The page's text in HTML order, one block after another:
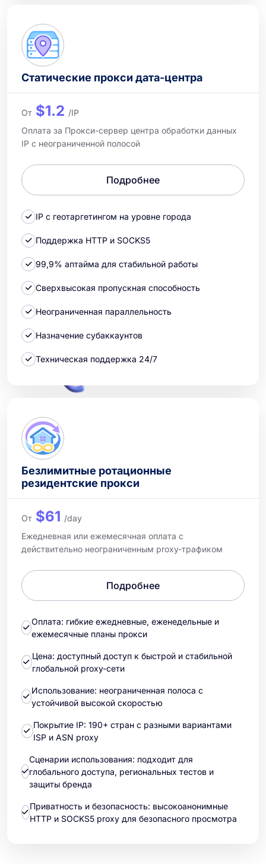
Статические прокси дата-центра
От $1.2 /IP
Оплата за Прокси-сервер центра обработки данных
IP с неограниченной полосой
Подробнее
IP с геотаргетингом на уровне города
Поддержка HTTP и SOCKS5
99,9% аптайма для стабильной работы
Сверхвысокая пропускная способность
Неограниченная параллельность
Назначение субаккаунтов
Техническая поддержка 24/7
Безлимитные ротационные
резидентские прокси
От $61 /day
Ежедневная или ежемесячная оплата с
действительно неограниченным proxy-трафиком
Подробнее
Оплата: гибкие ежедневные, еженедельные и
ежемесячные планы прокси
Цена: доступный доступ к быстрой и стабильной
глобальной proxy-сети
Использование: неограниченная полоса с
устойчивой высокой скоростью
Покрытие IP: 190+ стран с разными вариантами
ISP и ASN proxy
Сценарии использования: подходит для
глобального доступа, региональных тестов и
защиты бренда
Приватность и безопасность: высокоанонимные
HTTP и SOCKS5 proxy для безопасного просмотра